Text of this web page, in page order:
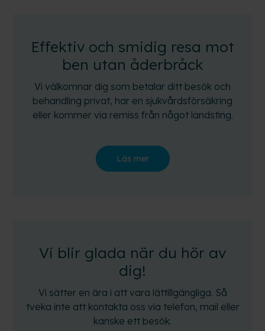
Effektiv och smidig resa mot
ben utan åderbråck
Vi välkomnar dig som betalar ditt besök och
behandling privat, har en sjukvårdsförsäkring
eller kommer via remiss från något landsting.
Läs mer
Vi blir glada när du hör av
dig!
Vi sätter en ära i att vara lättillgängliga. Så
tveka inte att kontakta oss via telefon, mail eller
kanske ett besök.